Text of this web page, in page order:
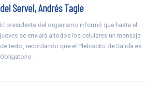
del Servel, Andrés Tagle
El presidente del organismo informó que hasta el
jueves se enviará a todos los celulares un mensaje
de texto, recordando que el Plebiscito de Salida es
Obligatorio.